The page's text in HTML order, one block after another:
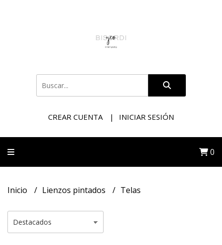
CREAR CUENTA INICIAR SESIÓN
0
Inicio Lienzos pintados Telas